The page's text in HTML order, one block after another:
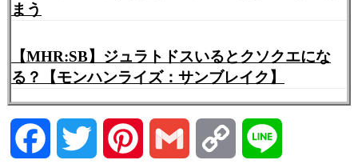
まう
【MHR:SB】ジュラトドスいるとクソクエにな
る？【モンハンライズ：サンブレイク】
Facebook Twitter Pinterest Gmail Copy